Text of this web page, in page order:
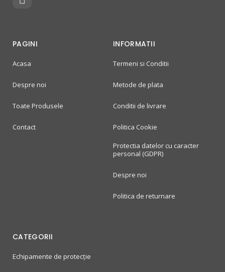
PAGINI
Acasa
Despre noi
Toate Produsele
Contact
INFORMATII
Termeni si Conditii
Metode de plata
Conditii de livrare
Politica Cookie
Protectia datelor cu caracter
personal (GDPR)
Despre noi
Politica de returnare
CATEGORII
Echipamente de protecție